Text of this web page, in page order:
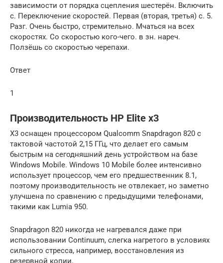
зависимости от порядка сцепления шестерён. Включить
с. Переключение скоростей. Первая (вторая, третья) с. 5.
Разг. Очень быстро, стремительно. Мчаться на всех
скоростях. Со скоростью кого-чего. в зн. нареч.
Ползёшь со скоростью черепахи.
Ответ
1
Производительность HP Elite x3
X3 оснащен процессором Qualcomm Snapdragon 820 с
тактовой частотой 2,15 ГГц, что делает его самым
быстрым на сегодняшний день устройством на базе
Windows Mobile. Windows 10 Mobile более интенсивно
использует процессор, чем его предшественник 8.1,
поэтому производительность не отвлекает, но заметно
улучшена по сравнению с предыдущими телефонами,
такими как Lumia 950.
Snapdragon 820 никогда не нагревался даже при
использовании Continuum, слегка нагретого в условиях
сильного стресса, например, восстановления из
резервной копии.